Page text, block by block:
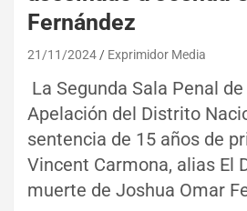
Fernández
21/11/2024 Exprimidor Media
La Segunda Sala Penal
Apelación del Distrito
sentencia de 15 años de
Vincent Carmona, alias El
muerte de Joshua Omar